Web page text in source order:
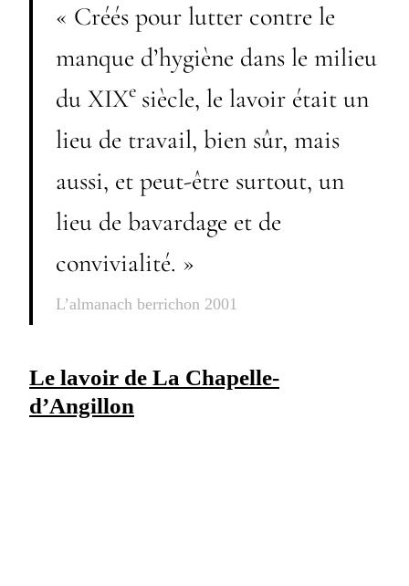
« Créés pour lutter contre le
manque d’hygiène dans le milieu
du XIXe siècle, le lavoir était un
lieu de travail, bien sûr, mais
aussi, et peut-être surtout, un
lieu de bavardage et de
convivialité. »
L’almanach berrichon 2001
Le lavoir de La Chapelle-
d’Angillon